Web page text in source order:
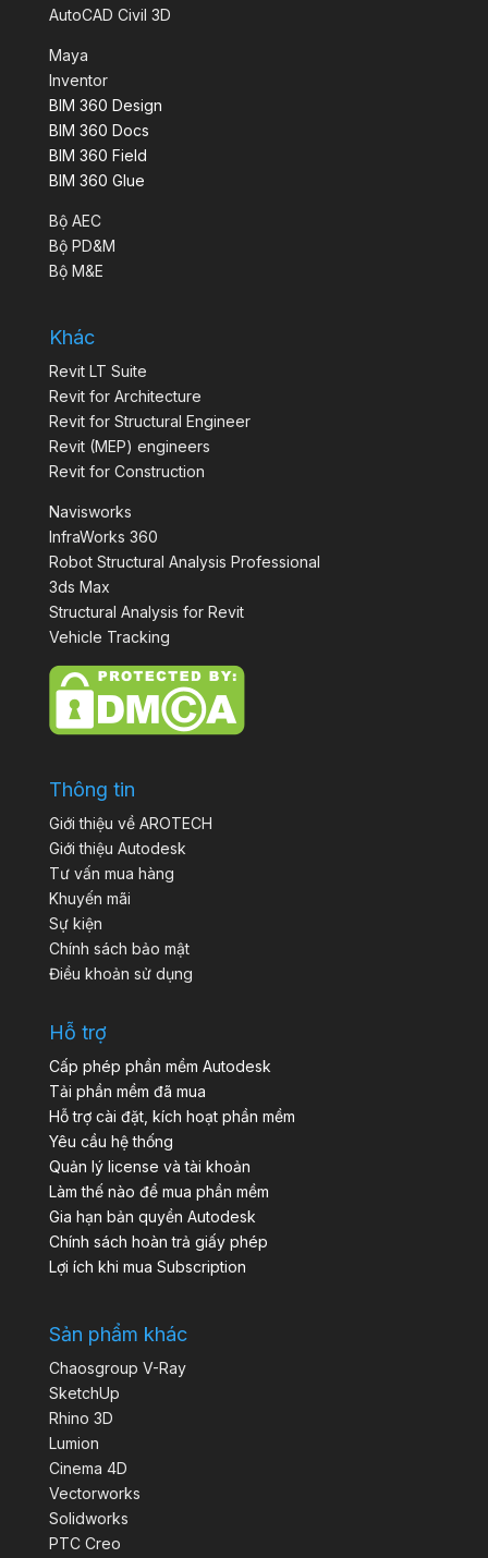
AutoCAD Civil 3D
Maya
Inventor
BIM 360 Design
BIM 360 Docs
BIM 360 Field
BIM 360 Glue
Bộ AEC
Bộ PD&M
Bộ M&E
Khác
Revit LT Suite
Revit for Architecture
Revit for Structural Engineer
Revit (MEP) engineers
Revit for Construction
Navisworks
InfraWorks 360
Robot Structural Analysis Professional
3ds Max
Structural Analysis for Revit
Vehicle Tracking
Thông tin
Giới thiệu về AROTECH
Giới thiệu Autodesk
Tư vấn mua hàng
Khuyến mãi
Sự kiện
Chính sách bảo mật
Điều khoản sử dụng
Hỗ trợ
Cấp phép phần mềm Autodesk
Tải phần mềm đã mua
Hỗ trợ cài đặt, kích hoạt phần mềm
Yêu cầu hệ thống
Quản lý license và tài khoản
Làm thế nào để mua phần mềm
Gia hạn bản quyền Autodesk
Chính sách hoàn trả giấy phép
Lợi ích khi mua Subscription
Sản phẩm khác
Chaosgroup V-Ray
SketchUp
Rhino 3D
Lumion
Cinema 4D
Vectorworks
Solidworks
PTC Creo